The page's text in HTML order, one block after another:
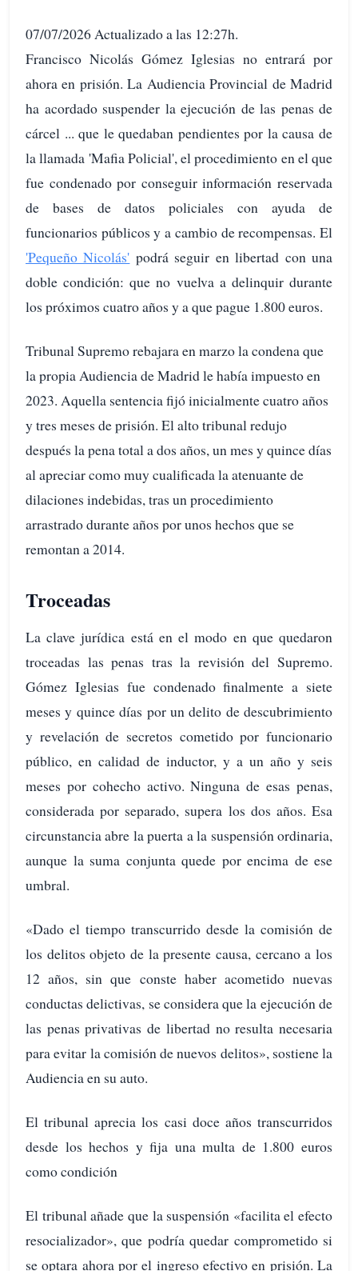
07/07/2026 Actualizado a las 12:27h.
Francisco Nicolás Gómez Iglesias no entrará por
ahora en prisión. La Audiencia Provincial de Madrid
ha acordado suspender la ejecución de las penas de
cárcel ... que le quedaban pendientes por la causa de
la llamada 'Mafia Policial', el procedimiento en el que
fue condenado por conseguir información reservada
de bases de datos policiales con ayuda de
funcionarios públicos y a cambio de recompensas. El
'Pequeño Nicolás' podrá seguir en libertad con una
doble condición: que no vuelva a delinquir durante
los próximos cuatro años y a que pague 1.800 euros.
Tribunal Supremo rebajara en marzo la condena que
la propia Audiencia de Madrid le había impuesto en
2023. Aquella sentencia fijó inicialmente cuatro años
y tres meses de prisión. El alto tribunal redujo
después la pena total a dos años, un mes y quince días
al apreciar como muy cualificada la atenuante de
dilaciones indebidas, tras un procedimiento
arrastrado durante años por unos hechos que se
remontan a 2014.
Troceadas
La clave jurídica está en el modo en que quedaron
troceadas las penas tras la revisión del Supremo.
Gómez Iglesias fue condenado finalmente a siete
meses y quince días por un delito de descubrimiento
y revelación de secretos cometido por funcionario
público, en calidad de inductor, y a un año y seis
meses por cohecho activo. Ninguna de esas penas,
considerada por separado, supera los dos años. Esa
circunstancia abre la puerta a la suspensión ordinaria,
aunque la suma conjunta quede por encima de ese
umbral.
«Dado el tiempo transcurrido desde la comisión de
los delitos objeto de la presente causa, cercano a los
12 años, sin que conste haber acometido nuevas
conductas delictivas, se considera que la ejecución de
las penas privativas de libertad no resulta necesaria
para evitar la comisión de nuevos delitos», sostiene la
Audiencia en su auto.
El tribunal aprecia los casi doce años transcurridos
desde los hechos y fija una multa de 1.800 euros
como condición
El tribunal añade que la suspensión «facilita el efecto
resocializador», que podría quedar comprometido si
se optara ahora por el ingreso efectivo en prisión. La